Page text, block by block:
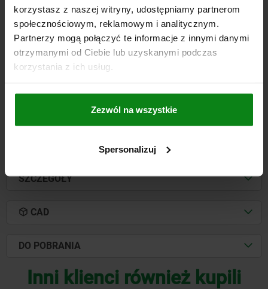
korzystasz z naszej witryny, udostępniamy partnerom
społecznościowym, reklamowym i analitycznym.
Partnerzy mogą połączyć te informacje z innymi danymi
otrzymanymi od Ciebie lub uzyskanymi podczas
korzystania z ich usług.
Zezwól na wszystkie
Spersonalizuj
ZACISK MIMOSRODOWY Z DOCISKIEM STAL, Z
PODPORA, B=18
SZEROKOŚĆ ROWKA TEOWEGO=18
SIŁA ZACISKU KN=12
OSPRZĘT NLM=04521-10-1216
SZCZEGÓŁY
CAD
DO POBRANIA
Inni klienci również kupili